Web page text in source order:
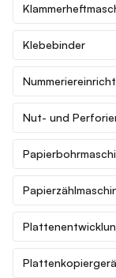
Klebebinder
Nut- und